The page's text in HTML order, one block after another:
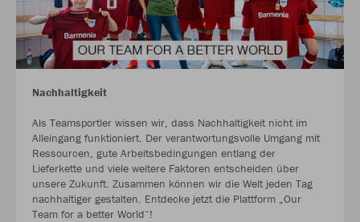
Nachhaltigkeit
Als Teamsportler wissen wir, dass Nachhaltigkeit nicht im
Alleingang funktioniert. Der verantwortungsvolle Umgang mit
Ressourcen, gute Arbeitsbedingungen entlang der
Lieferkette und viele weitere Faktoren entscheiden über
unsere Zukunft. Zusammen können wir die Welt jeden Tag
nachhaltiger gestalten. Entdecke jetzt die Plattform „Our
Team for a better World“!